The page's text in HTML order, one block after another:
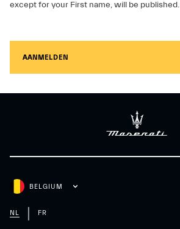
except for your First name, will be published.
AANMELDEN
BELGIUM
NL FR